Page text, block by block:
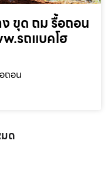
ขุด ถม รื้อถอน
รถแบคโฮ
ถอน
ด